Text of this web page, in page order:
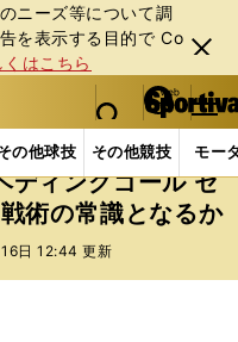
ニーズ等について調
を表⽰する⽬的で Co
くはこちら
閉じ
る
web Sportiva (webスポルティーバ)
検索
マイペ
ー
ジ
メニュ
の他球技 その他競技 モー
ッカー 海外サッカー
ディングゴール セ
術の常識となるか
日 12:44 更新